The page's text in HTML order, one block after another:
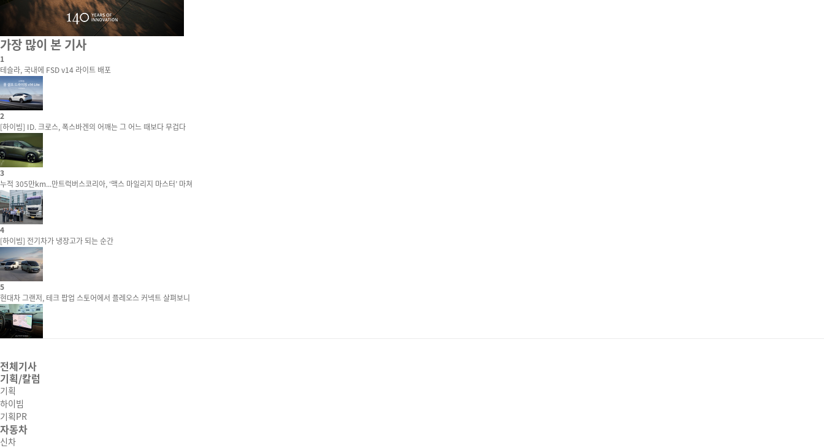
가장 많이 본 기사
1
테슬라, 국내에 FSD v14 라이트 배포
2
[하이빔] ID. 크로스, 폭스바겐의 어깨는 그 어느 때보다 무겁다
3
누적 305만km...만트럭버스코리아, ‘맥스 마일리지 마스터’ 마쳐
4
[하이빔] 전기차가 냉장고가 되는 순간
5
현대차 그랜저, 테크 팝업 스토어에서 플레오스 커넥트 살펴보니
전체기사
기획/칼럼
기획
하이빔
기획PR
자동차
신차